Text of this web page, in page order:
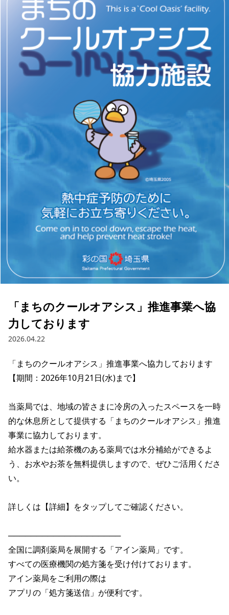
「まちのクールオアシス」推進事業へ協
力しております
2026.04.22
「まちのクールオアシス」推進事業へ協力しております
【期間：2026年10月21日(水)まで】
当薬局では、地域の皆さまに冷房の入ったスペースを一時
的な休息所として提供する「まちのクールオアシス」推進
事業に協力しております。
給水器または給茶機のある薬局では水分補給ができるよ
う、お水やお茶を無料提供しますので、ぜひご活用くださ
い。
詳しくは【詳細】をタップしてご確認ください。
────────────────────
全国に調剤薬局を展開する「アイン薬局」です。
すべての医療機関の処方箋を受け付けております。
アイン薬局をご利用の際は
アプリの「処方箋送信」が便利です。